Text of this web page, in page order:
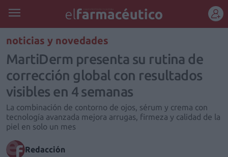
REGÍSTRATE
noticias y novedades
MartiDerm presenta su rutina de
corrección global con resultados
visibles en 4 semanas
La combinación de contorno de ojos, sérum y crema con
tecnología avanzada mejora arrugas, firmeza y calidad de la
piel en solo un mes
Redacción